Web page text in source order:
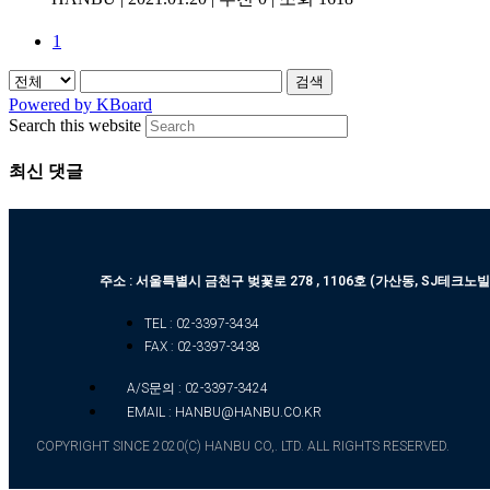
1
검색
Powered by KBoard
Search this website
최신 댓글
주소 : 서울특별시 금천구 벚꽃로 278 , 1106호 (가산동, SJ테크노
TEL : 02-3397-3434
FAX : 02-3397-3438
A/S문의 : 02-3397-3424
EMAIL : HANBU@HANBU.CO.KR
COPYRIGHT SINCE 2020(C) HANBU CO,. LTD. ALL RIGHTS RESERVED.